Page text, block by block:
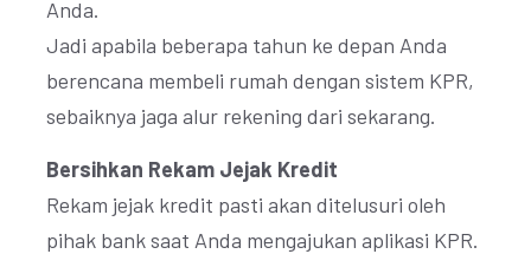
Anda.
Jadi apabila beberapa tahun ke depan Anda
berencana membeli rumah dengan sistem KPR,
sebaiknya jaga alur rekening dari sekarang.
Bersihkan Rekam Jejak Kredit
Rekam jejak kredit pasti akan ditelusuri oleh
pihak bank saat Anda mengajukan aplikasi KPR.